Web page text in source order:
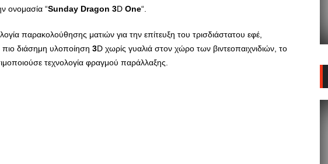
ονομασία “Sunday Dragon 3D One“.
παρακολούθησης ματιών για την επίτευξη του τρισδιάστατου εφέ,
διάσημη υλοποίηση 3D χωρίς γυαλιά στον χώρο των βιντεοπαιχνιδιών, το
τεχνολογία φραγμού παράλλαξης.